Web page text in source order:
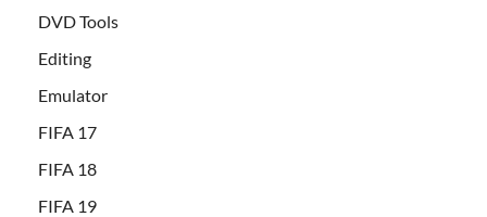
DVD Tools
Editing
Emulator
FIFA 17
FIFA 18
FIFA 19